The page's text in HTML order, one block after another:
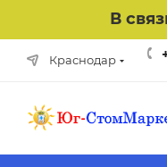
В
Краснодар